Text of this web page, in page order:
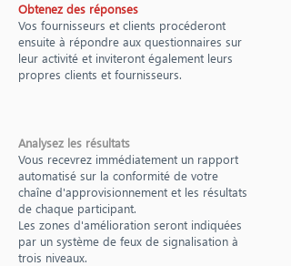
Obtenez des réponses
Vos fournisseurs et clients procéderont
ensuite à répondre aux questionnaires sur
leur activité et inviteront également leurs
propres clients et fournisseurs.
Analysez les résultats
Vous recevrez immédiatement un rapport
automatisé sur la conformité de votre
chaîne d'approvisionnement et les résultats
de chaque participant.
Les zones d'amélioration seront indiquées
par un système de feux de signalisation à
trois niveaux.